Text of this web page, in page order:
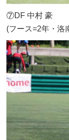
⑦DF 中村 豪
(フース=2年・洛